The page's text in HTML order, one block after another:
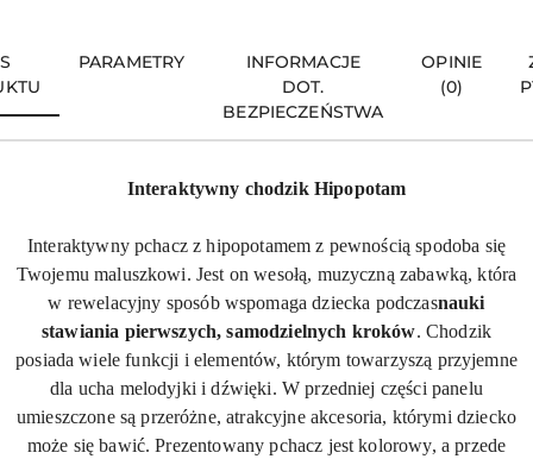
PARAMETRY
INFORMACJE
DOT.
BEZPIECZEŃSTWA
OPINIE
(0)
Interaktywny chodzik Hipopotam
Interaktywny pchacz z hipopotamem z pewnością spodoba się
Twojemu maluszkowi. Jest on wesołą, muzyczną zabawką, która
w rewelacyjny sposób wspomaga dziecka podczasnauki
stawiania pierwszych, samodzielnych kroków. Chodzik
posiada wiele funkcji i elementów, którym towarzyszą przyjemne
dla ucha melodyjki i dźwięki. W przedniej części panelu
umieszczone są przeróżne, atrakcyjne akcesoria, którymi dziecko
może się bawić. Prezentowany pchacz jest kolorowy, a przede